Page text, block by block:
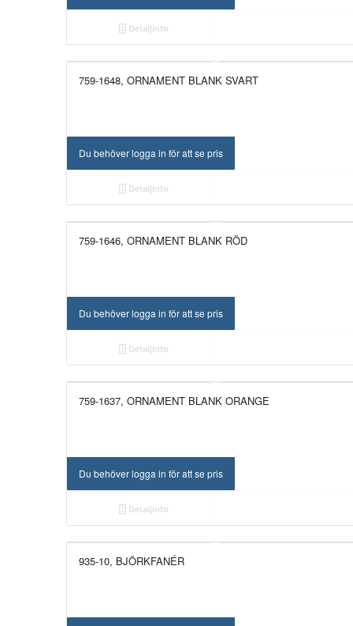
Detaljinfo
759-1648, ORNAMENT BLANK SVART
Du behöver logga in för att se pris
Detaljinfo
759-1646, ORNAMENT BLANK RÖD
Du behöver logga in för att se pris
Detaljinfo
759-1637, ORNAMENT BLANK ORANGE
Du behöver logga in för att se pris
Detaljinfo
935-10, BJÖRKFANÉR